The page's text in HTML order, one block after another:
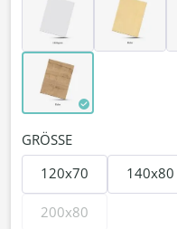
GRÖSSE
120x70
140x80
200x80